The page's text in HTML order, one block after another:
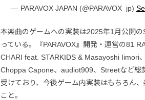
— PARAVOX JAPAN (@PARAVOX_jp)
本楽曲のゲームへの実装は2025年1月公開
っている。『PARAVOX』開発・運営の81
CHARI feat. STARKIDS & Masayoshi Iimori
Choppa Capone、audiot909、Streetなど総
受けており、今後ゲーム内実装はもちろん
こと。